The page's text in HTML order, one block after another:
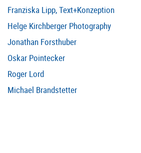
Franziska Lipp, Text+Konzeption
Helge Kirchberger Photography
Jonathan Forsthuber
Oskar Pointecker
Roger Lord
Michael Brandstetter